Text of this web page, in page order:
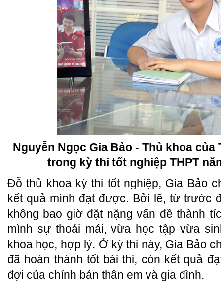
Nguyễn Ngọc Gia Bảo - Thủ khoa
trong kỳ thi tốt nghiệp THPT
Đỗ thủ khoa kỳ thi tốt nghiệp, Gia Bảo
kết quả mình đạt được. Bởi lẽ, từ trước
không bao giờ đặt nặng vấn đề thành
mình sự thoải mái, vừa học tập vừa
khoa học, hợp lý. Ở kỳ thi này, Gia Bảo
đã hoàn thành tốt bài thi, còn kết quả
đợi của chính bản thân em và gia đình.